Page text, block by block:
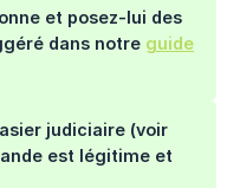
et posez-lui des
dans notre guide
judiciaire (voir
est légitime et